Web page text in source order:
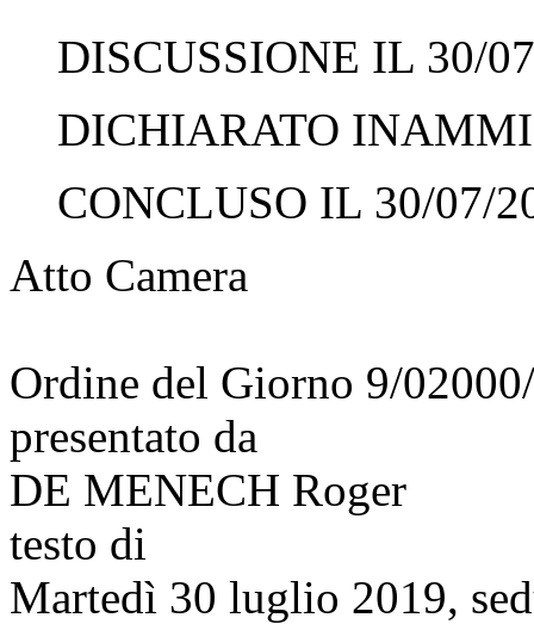
DISCUSSIONE IL 30/
DICHIARATO
CONCLUSO IL 30/07/
Atto Camera
Ordine del Giorno 9/
presentato da
DE MENECH Roger
testo di
Martedì 30 luglio 2019,